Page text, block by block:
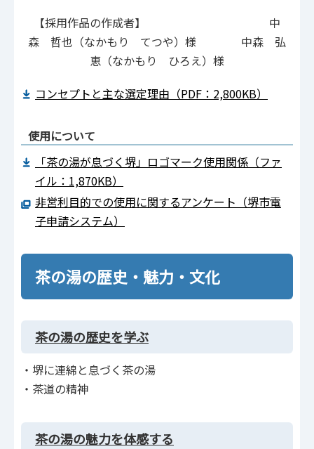
【採用作品の作成者】 中
森 哲也（なかもり てつや）様 中森 弘
恵（なかもり ひろえ）様
コンセプトと主な選定理由（PDF：2,800KB）
使用について
「茶の湯が息づく堺」ロゴマーク使用関係（ファ
イル：1,870KB）
非営利目的での使用に関するアンケート（堺市電
子申請システム）
茶の湯の歴史・魅力・文化
茶の湯の歴史を学ぶ
・堺に連綿と息づく茶の湯
・茶道の精神
茶の湯の魅力を体感する